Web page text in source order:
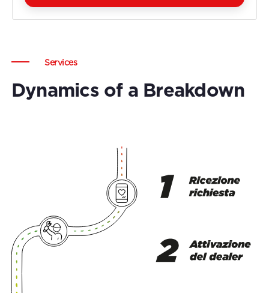
Services
Dynamics of a Breakdown